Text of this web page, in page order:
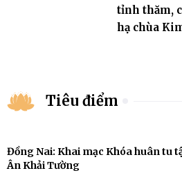
tỉnh thăm,
hạ chùa
Tiêu điểm
Đồng Nai: Khai mạc Khóa huân tu
Ân Khải Tường